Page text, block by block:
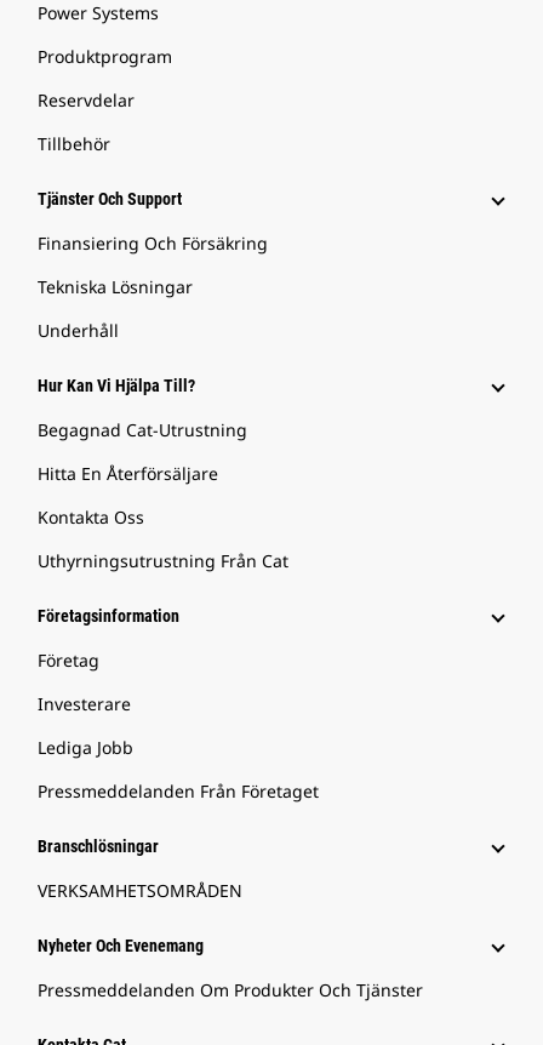
Power Systems
Produktprogram
Reservdelar
Tillbehör
Tjänster Och Support
Finansiering Och Försäkring
Tekniska Lösningar
Underhåll
Hur Kan Vi Hjälpa Till?
Begagnad Cat-Utrustning
Hitta En Återförsäljare
Kontakta Oss
Uthyrningsutrustning Från Cat
Företagsinformation
Företag
Investerare
Lediga Jobb
Pressmeddelanden Från Företaget
Branschlösningar
VERKSAMHETSOMRÅDEN
Nyheter Och Evenemang
Pressmeddelanden Om Produkter Och Tjänster